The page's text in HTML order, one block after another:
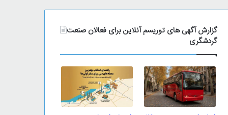
گزارش آگهی های توریسم آنلاین برای فعالان صنعت
گردشگری